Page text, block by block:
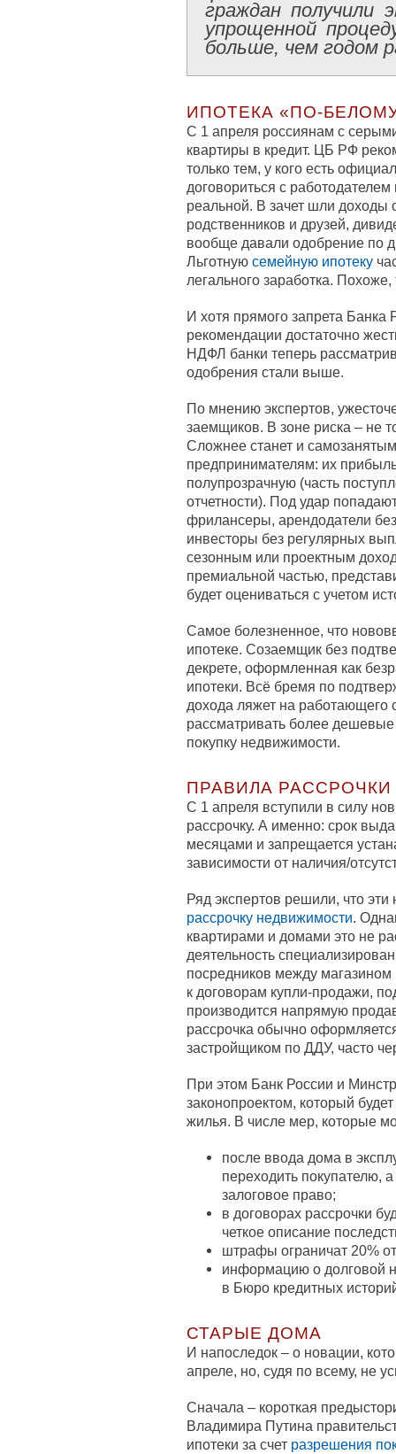
граждан получили
упрощенной
больше, чем годом
ИПОТЕКА «ПО-
С 1 апреля россиянам с
квартиры в кредит. ЦБ РФ
только тем, у кого есть
договориться с
реальной. В зачет шли доходы
родственников и друзей,
вообще давали одобрение по
Льготную семейную ипотеку
легального заработка.
И хотя прямого запрета Банка
рекомендации достаточно
НДФЛ банки теперь
одобрения стали выше.
По мнению экспертов,
заемщиков. В зоне риска – не
Сложнее станет и
предпринимателям: их
полупрозрачную (часть
отчетности). Под удар
фрилансеры, арендодатели
инвесторы без регулярных
сезонным или проектным
премиальной частью,
будет оцениваться с учетом
Самое болезненное, что
ипотеке. Созаемщик без
декрете, оформленная как
ипотеки. Всё бремя по
дохода ляжет на работающего
рассматривать более
покупку недвижимости.
ПРАВИЛА РАССРОЧКИ
С 1 апреля вступили в силу
рассрочку. А именно: срок
месяцами и запрещается
зависимости от наличия/
Ряд экспертов решили, что
рассрочку недвижимости.
квартирами и домами это не
деятельность
посредников между магазином
к договорам купли-продажи,
производится напрямую
рассрочка обычно
застройщиком по ДДУ, часто
При этом Банк России и
законопроектом, который
жилья. В числе мер, которые
после ввода дома в
переходить покупателю,
залоговое право;
в договорах рассрочки
четкое описание
штрафы ограничат 20%
информацию о долговой
в Бюро кредитных
СТАРЫЕ ДОМА
И напоследок – о новации,
апреле, но, судя по всему, не
Сначала – короткая
Владимира Путина
ипотеки за счет разрешения